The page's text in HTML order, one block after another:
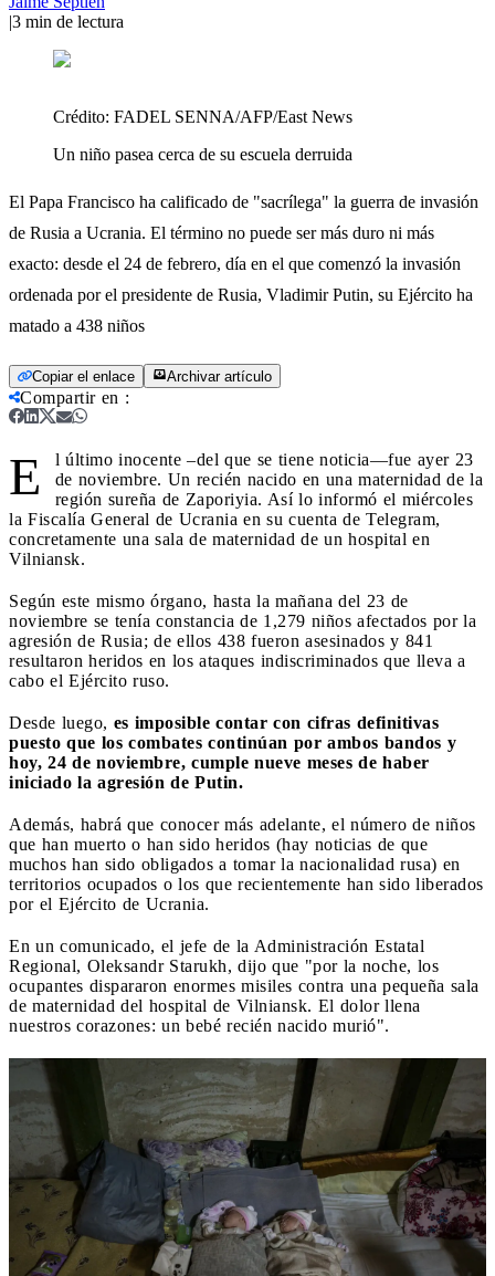
|3 min de lectura
Crédito: FADEL SENNA/AFP/East News
Un niño pasea cerca de su escuela derruida
El Papa Francisco ha calificado de "sacrílega" la guerra de invasión
de Rusia a Ucrania. El término no puede ser más duro ni más
exacto: desde el 24 de febrero, día en el que comenzó la invasión
ordenada por el presidente de Rusia, Vladimir Putin, su Ejército ha
matado a 438 niños
Copiar el enlace Archivar artículo
Compartir en :
E
l último inocente –del que se tiene noticia—fue ayer 23
de noviembre. Un recién nacido en una maternidad de la
región sureña de Zaporiyia. Así lo informó el miércoles
la Fiscalía General de Ucrania en su cuenta de Telegram,
concretamente una sala de maternidad de un hospital en
Vilniansk.
Según este mismo órgano, hasta la mañana del 23 de
noviembre se tenía constancia de 1,279 niños afectados por la
agresión de Rusia; de ellos 438 fueron asesinados y 841
resultaron heridos en los ataques indiscriminados que lleva a
cabo el Ejército ruso.
Desde luego, es imposible contar con cifras definitivas
puesto que los combates continúan por ambos bandos y
hoy, 24 de noviembre, cumple nueve meses de haber
iniciado la agresión de Putin.
Además, habrá que conocer más adelante, el número de niños
que han muerto o han sido heridos (hay noticias de que
muchos han sido obligados a tomar la nacionalidad rusa) en
territorios ocupados o los que recientemente han sido liberados
por el Ejército de Ucrania.
En un comunicado, el jefe de la Administración Estatal
Regional, Oleksandr Starukh, dijo que "por la noche, los
ocupantes dispararon enormes misiles contra una pequeña sala
de maternidad del hospital de Vilniansk. El dolor llena
nuestros corazones: un bebé recién nacido murió".